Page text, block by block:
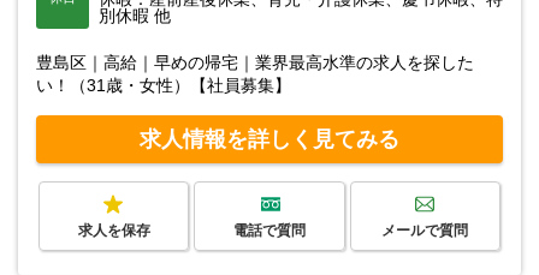
別休暇 他
豊島区｜高給｜早めの帰宅｜業界最高水準の求人を探した
い！（31歳・女性）【社員募集】
求人情報を詳しく見てみる
求人を保存 電話で質問 メールで質問